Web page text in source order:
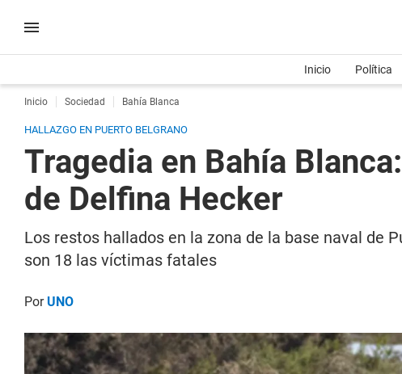
Inicio Política
Inicio Sociedad Bahía Blanca
HALLAZGO EN PUERTO BELGRANO
Tragedia en Bahía
de Delfina Hecker
Los restos hallados en la zona de la base naval de
son 18 las víctimas fatales
PorUNO